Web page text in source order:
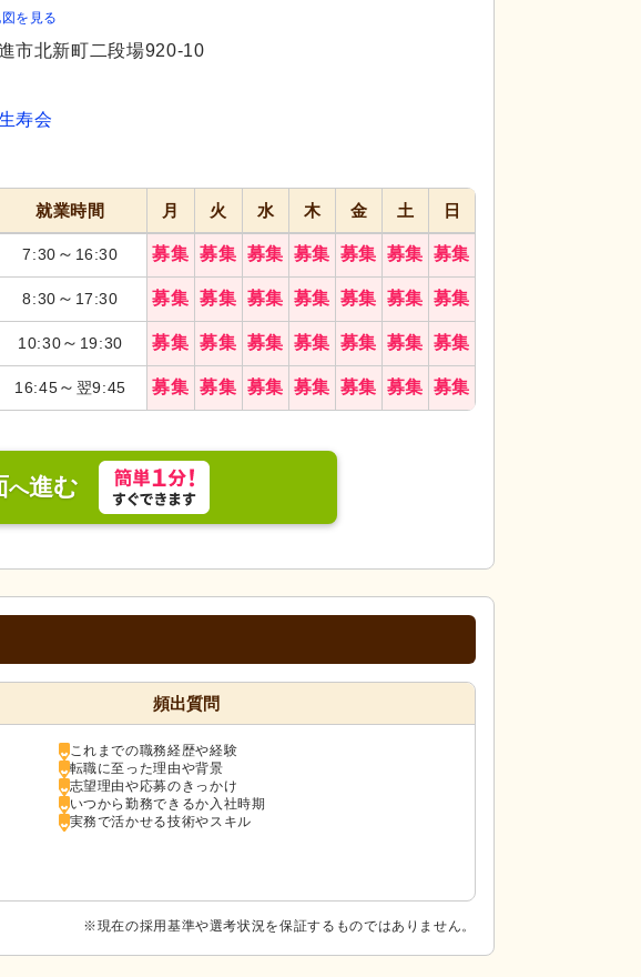
た空間で、自然光が心地良く入ります。ゆったりとした時間をお過ご
。
を見る
市北新町二段場920-10
寿会
就業時間 月 火 水 木 金 土 日
7:30 ～ 16:30 募集 募集 募集 募集 募集 募集 募集
8:30 ～ 17:30 募集 募集 募集 募集 募集 募集 募集
10:30～ 19:30 募集 募集 募集 募集 募集 募集 募集
16:45～ 翌9:45 募集 募集 募集 募集 募集 募集 募集
へ進む
頻出質問
これまでの職務経歴や経験
転職に至った理由や背景
志望理由や応募のきっかけ
いつから勤務できるか入社時期
実務で活かせる技術やスキル
※現在の採用基準や選考状況を保証するものではありません。